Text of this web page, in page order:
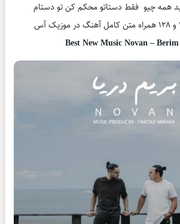
همه چیو فقط دستاتو محکم کن تو دستام
Best New Music Novan –